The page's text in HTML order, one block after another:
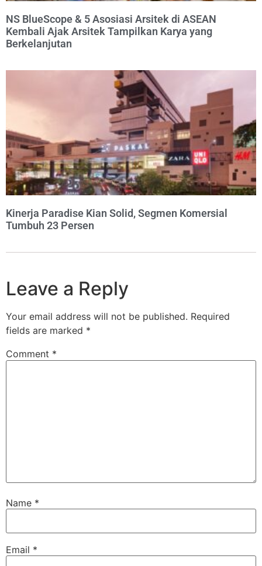
NS BlueScope & 5 Asosiasi Arsitek di ASEAN
Kembali Ajak Arsitek Tampilkan Karya yang
Berkelanjutan
Kinerja Paradise Kian Solid, Segmen Komersial
Tumbuh 23 Persen
Leave a Reply
Your email address will not be published. Required
fields are marked *
Comment *
Name *
Email *